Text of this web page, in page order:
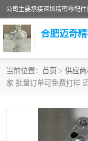
合肥迈奇
当前位置： 首页 > 供应商
家 批量订单可免费打样
铣床加工
机器人零件加工